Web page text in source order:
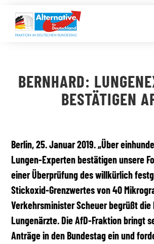
Inhalt
springen
LANDESGRUPPEN
PRESSE
STELLENPORTAL
MEDIATHEK
BERNHARD:
BESTÄTIGEN
Berlin, 25. Januar 2019. „Über
Lungen-Experten bestätigen unsere
einer Überprüfung des willkürlich
Stickoxid-Grenzwertes von 40
Verkehrsminister Scheuer begrüßt
Lungenärzte. Die AfD-Fraktion bringt
Anträge in den Bundestag ein und